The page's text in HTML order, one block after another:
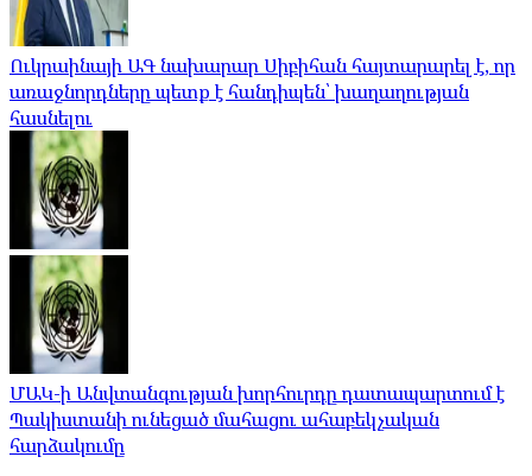
Ուկրաինայի ԱԳ նախարար Սիբիհան հայտարարել է, որ
առաջնորդները պետք է հանդիպեն՝ խաղաղության
հասնելու
ՄԱԿ-ի Անվտանգության խորհուրդը դատապարտում է
Պակիստանի ունեցած մահացու ահաբեկչական
հարձակումը